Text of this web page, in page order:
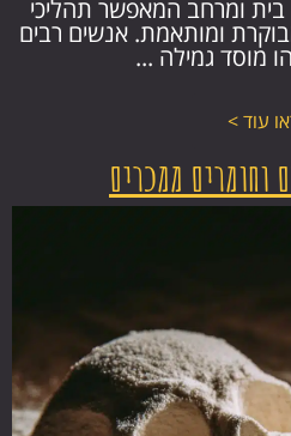
ומרחב המאפשר תהליכי
ומותאמת. אנשים רבים
מוסד גמילה ...
עוד >
וחומרים ממכרים